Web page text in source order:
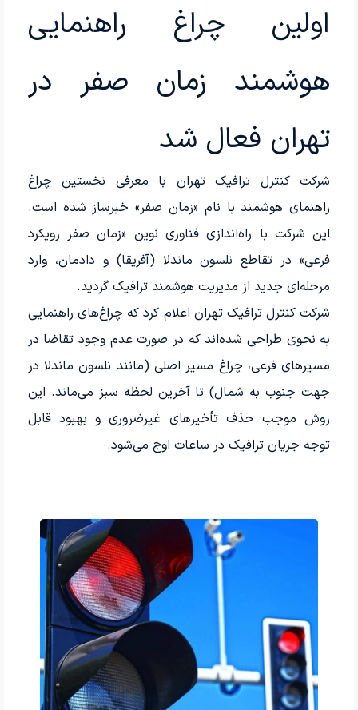
اولین چراغ راهنمایی
هوشمند زمان صفر در
تهران فعال شد
شرکت کنترل ترافیک تهران با معرفی نخستین چراغ
راهنمای هوشمند با نام «زمان صفر» خبرساز شده است.
این شرکت با راه‌اندازی فناوری نوین «زمان صفر رویکرد
فرعی» در تقاطع نلسون ماندلا (آفریقا) و دادمان، وارد
مرحله‌ای جدید از مدیریت هوشمند ترافیک گردید.
شرکت کنترل ترافیک تهران اعلام کرد که چراغ‌های راهنمایی
به نحوی طراحی شده‌اند که در صورت عدم وجود تقاضا در
مسیرهای فرعی، چراغ مسیر اصلی (مانند نلسون ماندلا در
جهت جنوب به شمال) تا آخرین لحظه سبز می‌ماند. این
روش موجب حذف تأخیرهای غیرضروری و بهبود قابل
توجه جریان ترافیک در ساعات اوج می‌شود.